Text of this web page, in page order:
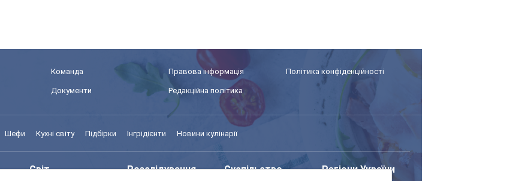
Команда Правова інформація Політика конфіденційності
Документи Редакційна політика
Шефи Кухні світу Підбірки Інгрідієнти Новини кулінарії
Світ Розслідування Суспільство Регіони України